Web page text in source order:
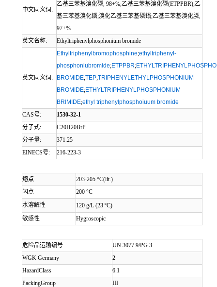
中文同义词:
乙基三苯基溴化磷, 98+%;乙基三苯基溴化磷(ETPPBR);乙
基三苯基溴化鏻;溴化乙基三苯基磷鎓;乙基三苯基溴化膦,
97+%
英文名称:
Ethyltriphenylphosphonium bromide
英文同义词:
Ethyltriphenylbromophosphine;ethyltriphenyl-
phosphoniubromide;ETPPBR;
BROMIDE;TEP;TRIPHENYLETHYLPHOSPHONIUM
BROMIDE;ETHYLTRIPHENYLPHOSPHONIUM
BRIMIDE;ethyl triphenylphosphoiuum bromide
CAS号:
1530-32-1
分子式:
C20H20BrP
分子量:
371.25
EINECS号:
216-223-3
熔点
203-205 °C(lit.)
闪点
200 °C
水溶解性
120 g/L (23 ºC)
敏感性
Hygroscopic
危险品运输编号
UN 3077 9/PG 3
WGK Germany
2
HazardClass
6.1
PackingGroup
III